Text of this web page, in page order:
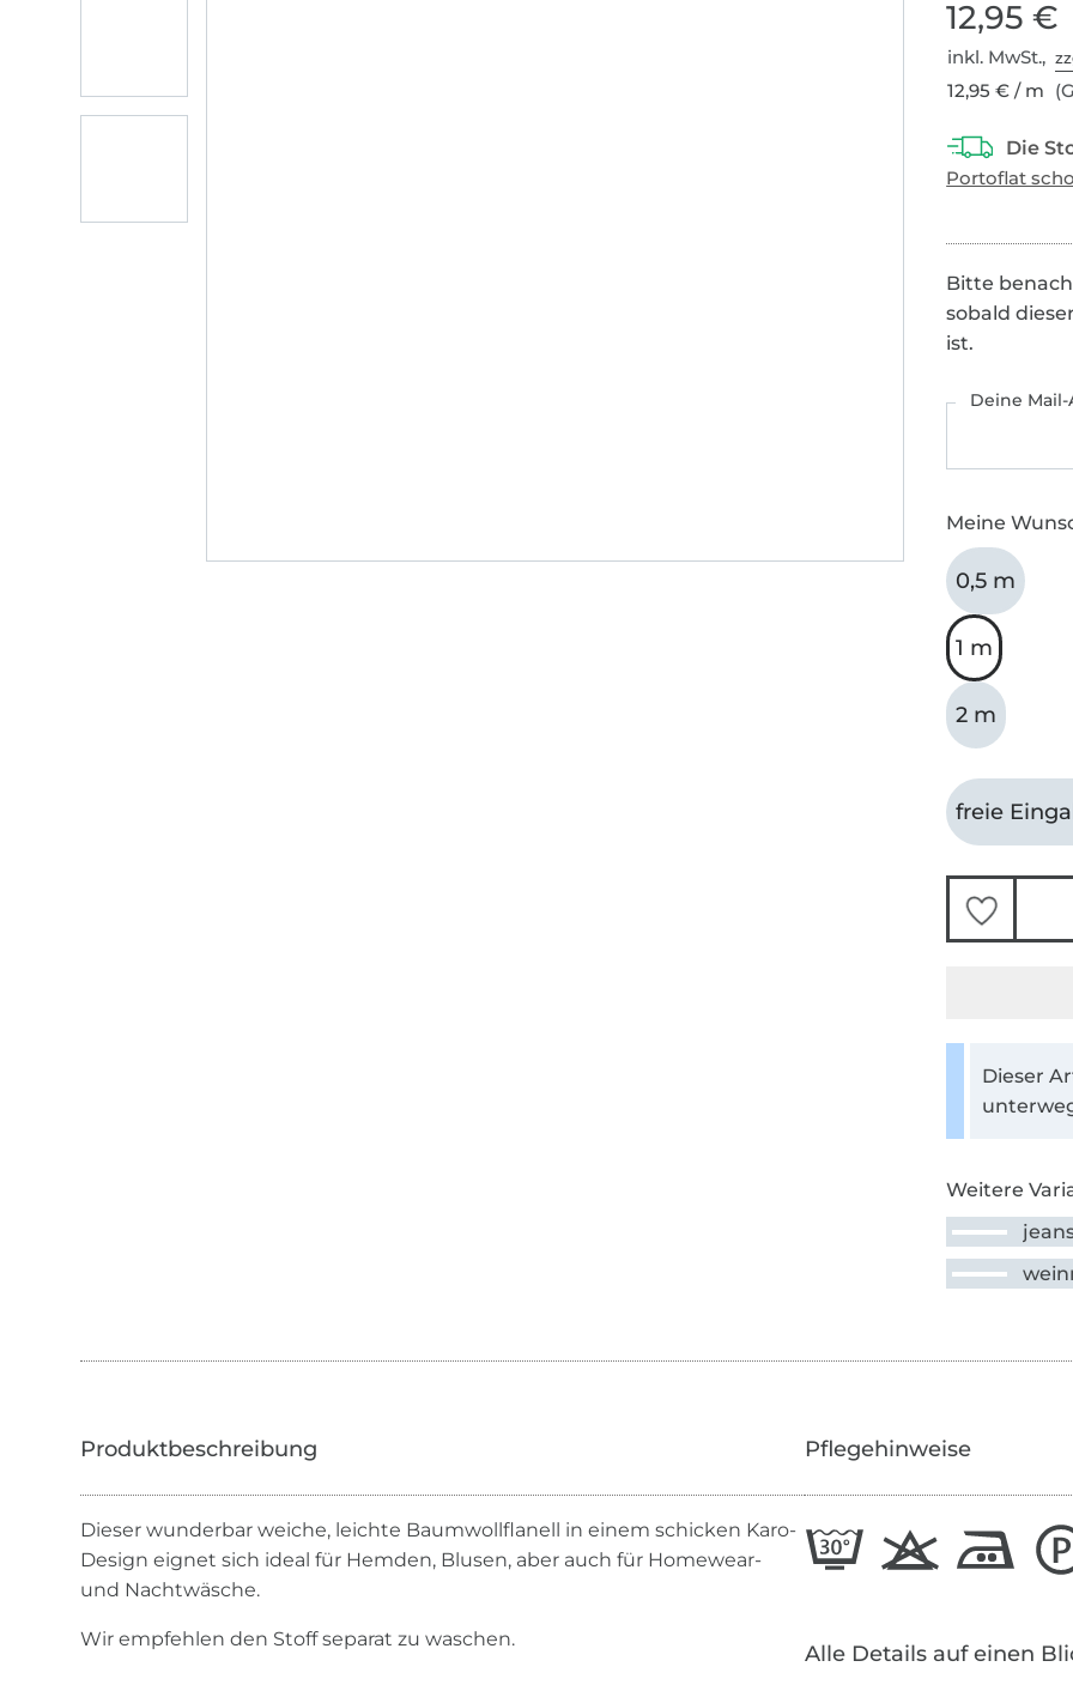
12,95 €
inkl. MwSt.,
12,95 € / m
Bitte
sobald
ist.
Deine Mail-
Meine
0,5 m
1 m
2 m
freie
Dieser
Weitere
Dieser wunderbar weiche, leichte Baumwollflanell in einem schicken Karo-
Design eignet sich ideal für Hemden, Blusen, aber auch für Homewear-
und Nachtwäsche.
Wir empfehlen den Stoff separat zu waschen.
Pflegehinweise
Alle Details auf einen